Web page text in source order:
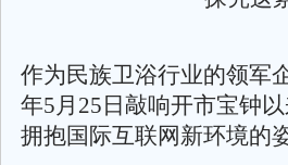
作为民族卫浴行业的领军
年5月25日敲响开市宝钟
拥抱国际互联网新环境的